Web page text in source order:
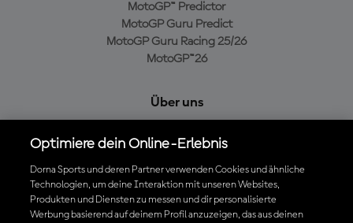
MotoGP™ Predictor
MotoGP Guru Predict
MotoGP Guru Racing 25/26
MotoGP™26
Über uns
Cookie-Richtlinien
Geschäftsbedingungen
Datenschutzrichtlinien
Kaufrichtlinie
Optimiere dein Online-Erlebnis
Dorna Sports und deren Partner verwenden Cookies und ähnliche
Technologien, um deine Interaktion mit unseren Websites,
Produkten und Diensten zu messen und dir personalisierte
Werbung basierend auf deinem Profil anzuzeigen, das aus deinen